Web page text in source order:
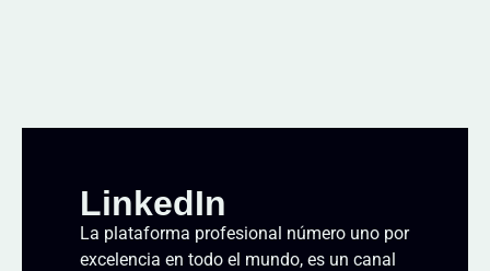
LinkedIn
La plataforma profesional número uno por
excelencia en todo el mundo, es un canal